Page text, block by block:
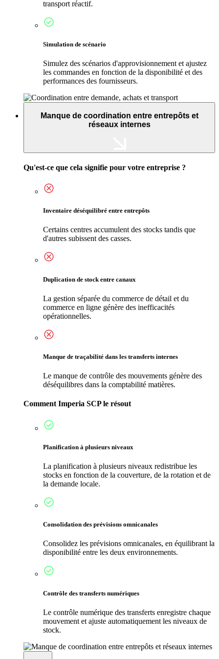
transport réactif.
Simulation de scénario
Simulez des scénarios d'approvisionnement et ajustez
les commandes en fonction de la disponibilité et des
performances des fournisseurs.
Manque de coordination entre entrepôts et
réseaux internes
Qu'est-ce que cela signifie pour votre entreprise ?
Inventaire déséquilibré entre entrepôts
Certains centres accumulent des stocks tandis que
d'autres subissent des casses.
Duplication de stock entre canaux
La gestion séparée du commerce de détail et du
commerce en ligne génère des inefficacités
opérationnelles.
Manque de traçabilité dans les transferts internes
Le manque de contrôle des mouvements génère des
déséquilibres dans la comptabilité matières.
Comment Imperia SCP le résout
Planification à plusieurs niveaux
La planification à plusieurs niveaux redistribue les
stocks en fonction de la couverture, de la rotation et de
la demande locale.
Consolidation des prévisions omnicanales
Consolidez les prévisions omnicanales, en équilibrant la
disponibilité entre les deux environnements.
Contrôle des transferts numériques
Le contrôle numérique des transferts enregistre chaque
mouvement et ajuste automatiquement les niveaux de
stock.